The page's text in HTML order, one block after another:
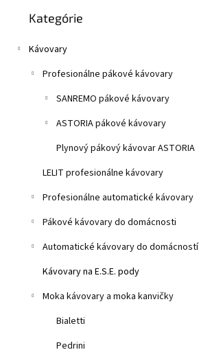
n
e
kategórie
Kategórie
Kávovary
Profesionálne pákové kávovary
SANREMO pákové kávovary
ASTORIA pákové kávovary
Plynový pákový kávovar ASTORIA
LELIT profesionálne kávovary
Profesionálne automatické kávovary
Pákové kávovary do domácnosti
Automatické kávovary do domácností
Kávovary na E.S.E. pody
Moka kávovary a moka kanvičky
Bialetti
Pedrini